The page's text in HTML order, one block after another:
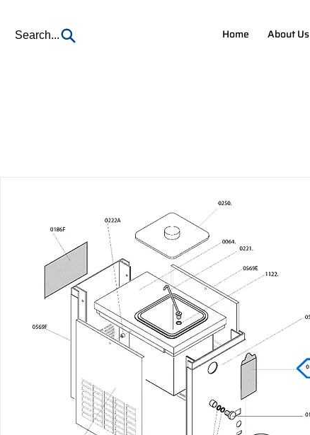
Search... Home About Us